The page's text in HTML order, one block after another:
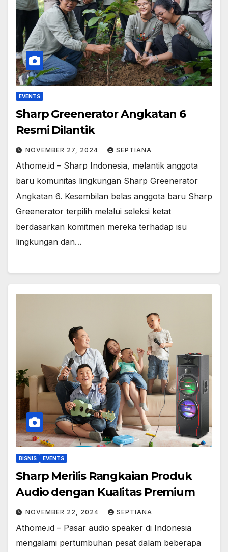
EVENTS
Sharp Greenerator Angkatan 6
Resmi Dilantik
NOVEMBER 27, 2024 SEPTIANA
Athome.id – Sharp Indonesia, melantik anggota
baru komunitas lingkungan Sharp Greenerator
Angkatan 6. Kesembilan belas anggota baru Sharp
Greenerator terpilih melalui seleksi ketat
berdasarkan komitmen mereka terhadap isu
lingkungan dan…
BISNIS EVENTS
Sharp Merilis Rangkaian Produk
Audio dengan Kualitas Premium
NOVEMBER 22, 2024 SEPTIANA
Athome.id – Pasar audio speaker di Indonesia
mengalami pertumbuhan pesat dalam beberapa